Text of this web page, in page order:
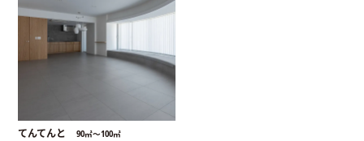
てんてんと 90㎡〜100㎡